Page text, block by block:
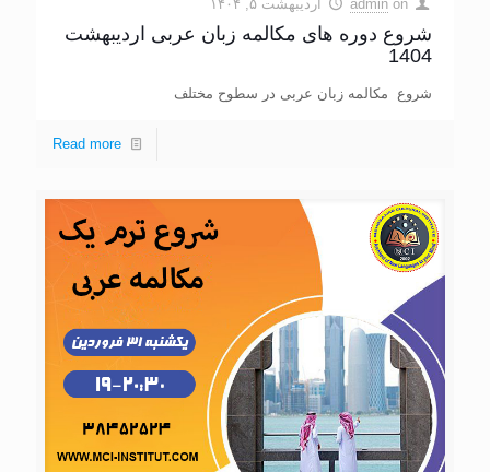
admin on اردیبهشت ۵, ۱۴۰۴
شروع دوره های مکالمه زبان عربی اردیبهشت
1404
شروع مکالمه زبان عربی در سطوح مختلف
Read more